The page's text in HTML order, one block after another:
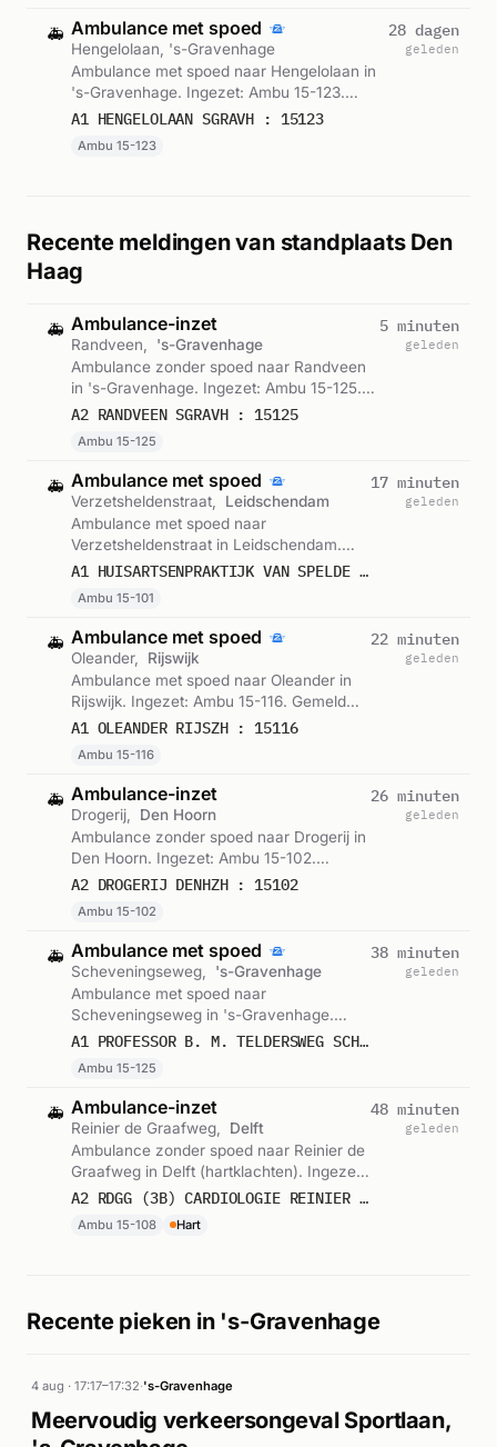
🚑 Ambulance met spoed
Hengelolaan, 's-Gravenhage
Ambulance met spoed naar Hengelolaan in
's-Gravenhage. Ingezet: Ambu 15-123.
Gemeld om 19:22.
A1 HENGELOLAAN SGRAVH : 15123
Ambu 15-123
28 dagen
geleden
Recente meldingen van standplaats Den
Haag
🚑 Ambulance-inzet
Randveen,
's-Gravenhage
Ambulance zonder spoed naar Randveen
in 's-Gravenhage. Ingezet: Ambu 15-125.
Gemeld om 11:29.
A2 RANDVEEN SGRAVH : 15125
Ambu 15-125
5 minuten
geleden
🚑 Ambulance met spoed
Verzetsheldenstraat,
Leidschendam
Ambulance met spoed naar
Verzetsheldenstraat in Leidschendam.
Ingezet: Ambu 15-101. Gemeld om 11:18. A1 HUISARTSENPRAKTIJK VAN SPELDE VERZETSHELDENSTRAAT LEIDDM : 15101
Ambu 15-101
17 minuten
geleden
🚑 Ambulance met spoed
Oleander,
Rijswijk
Ambulance met spoed naar Oleander in
Rijswijk. Ingezet: Ambu 15-116. Gemeld
om 11:12.
A1 OLEANDER RIJSZH : 15116
Ambu 15-116
22 minuten
geleden
🚑 Ambulance-inzet
Drogerij,
Den Hoorn
Ambulance zonder spoed naar Drogerij in
Den Hoorn. Ingezet: Ambu 15-102.
Gemeld om 11:08.
A2 DROGERIJ DENHZH : 15102
Ambu 15-102
26 minuten
geleden
🚑 Ambulance met spoed
Scheveningseweg,
's-Gravenhage
Ambulance met spoed naar
Scheveningseweg in 's-Gravenhage.
Ingezet: Ambu 15-125. Gemeld om 10:56.A1 PROFESSOR B. M. TELDERSWEG SCHEVENINGSEWEG SGRAVH : 15125
Ambu 15-125
38 minuten
geleden
🚑 Ambulance-inzet
Reinier de Graafweg,
Delft
Ambulance zonder spoed naar Reinier de
Graafweg in Delft (hartklachten). Ingezet:
Ambu 15-108. Gemeld om 10:46.
A2 RDGG (3B) CARDIOLOGIE REINIER DE GRAAFWEG DELFT : 15108
Ambu 15-108 Hart
48 minuten
geleden
Recente pieken in 's-Gravenhage
4 aug · 17:17–17:32·'s-Gravenhage
Meervoudig verkeersongeval Sportlaan,